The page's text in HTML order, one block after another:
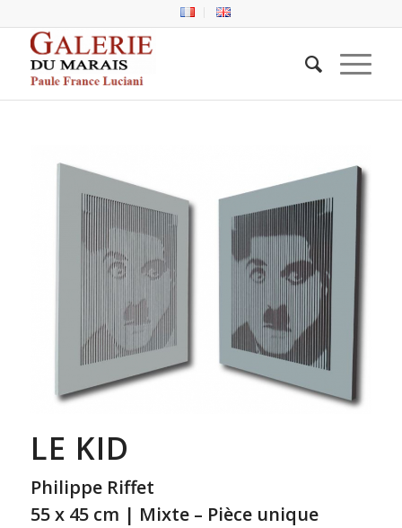
LE KID
Philippe Riffet
55 x 45 cm | Mixte – Pièce unique